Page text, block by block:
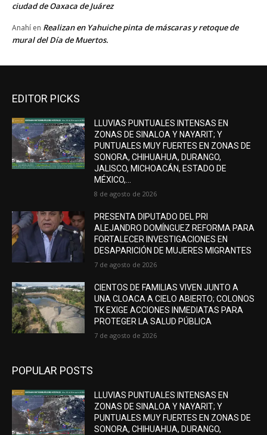
ciudad de Oaxaca de Juárez
Anahí en Realizan en Yahuiche pinta de máscaras y retoque de
mural del Día de Muertos.
EDITOR PICKS
LLUVIAS PUNTUALES INTENSAS EN
ZONAS DE SINALOA Y NAYARIT; Y
PUNTUALES MUY FUERTES EN ZONAS DE
SONORA, CHIHUAHUA, DURANGO,
JALISCO, MICHOACÁN, ESTADO DE
MÉXICO,...
8 de agosto de 2026
PRESENTA DIPUTADO DEL PRI
ALEJANDRO DOMÍNGUEZ REFORMA PARA
FORTALECER INVESTIGACIONES EN
DESAPARICIÓN DE MUJERES MIGRANTES
7 de agosto de 2026
CIENTOS DE FAMILIAS VIVEN JUNTO A
UNA CLOACA A CIELO ABIERTO; COLONOS
TK EXIGE ACCIONES INMEDIATAS PARA
PROTEGER LA SALUD PÚBLICA
7 de agosto de 2026
POPULAR POSTS
LLUVIAS PUNTUALES INTENSAS EN
ZONAS DE SINALOA Y NAYARIT; Y
PUNTUALES MUY FUERTES EN ZONAS DE
SONORA, CHIHUAHUA, DURANGO,